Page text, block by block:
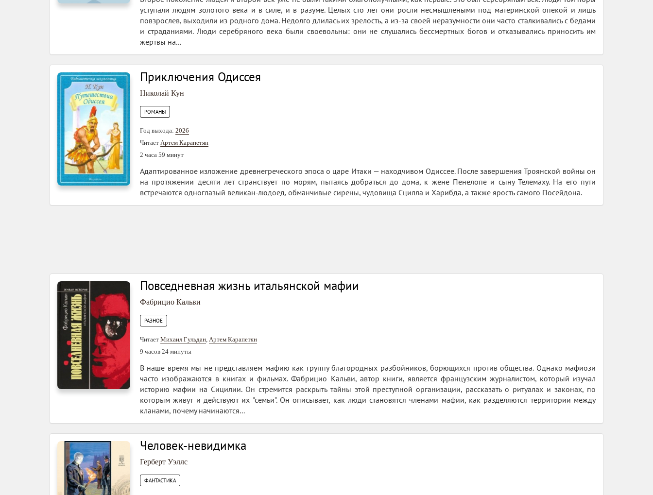
уступали людям золотого века и в силе, и в разуме. Целых сто лет они росли несмышлеными под материнской опекой и лишь
повзрослев, выходили из родного дома. Недолго длилась их зрелость, а из-за своей неразумности они часто сталкивались с бедами
и страданиями. Люди серебряного века были своевольны: они не слушались бессмертных богов и отказывались приносить им
жертвы на...
Приключения Одиссея
Николай Кун
РОМАНЫ
Год выхода: 2026
Читает Артем Карапетян
2 часа 59 минут
Адаптированное изложение древнегреческого эпоса о царе Итаки — находчивом Одиссее. После завершения Троянской войны он
на протяжении десяти лет странствует по морям, пытаясь добраться до дома, к жене Пенелопе и сыну Телемаху. На его пути
встречаются одноглазый великан-людоед, обманчивые сирены, чудовища Сцилла и Харибда, а также ярость самого Посейдона.
Повседневная жизнь итальянской мафии
Фабрицио Кальви
РАЗНОЕ
Читает Михаил Гульдан, Артем Карапетян
9 часов 24 минуты
В наше время мы не представляем мафию как группу благородных разбойников, борющихся против общества. Однако мафиози
часто изображаются в книгах и фильмах. Фабрицио Кальви, автор книги, является французским журналистом, который изучал
историю мафии на Сицилии. Он стремится раскрыть тайны этой преступной организации, рассказать о ритуалах и законах, по
которым живут и действуют их "семьи". Он описывает, как люди становятся членами мафии, как разделяются территории между
кланами, почему начинаются...
Человек-невидимка
Герберт Уэллс
ФАНТАСТИКА